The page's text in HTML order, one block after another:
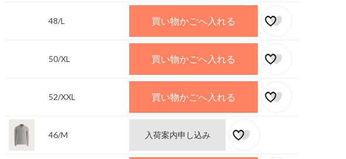
48/L 買い物かごへ入れる
50/XL 買い物かごへ入れる
52/XXL 買い物かごへ入れる
46/M 入荷案内申し込み